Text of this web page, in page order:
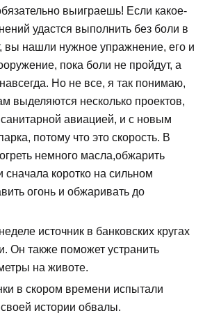
выиграешь! Если какое-
удастся выполнить без боли в
вы нашли нужное упражнение, его и
пока боли не пройдут, а
Но не все, я так понимаю,
выделяются несколько проектов,
авиацией, и с новым
потому что это скорость. В
немного масла,обжарить
сначала коротко на сильном
огонь и обжаривать до
источник в банковских кругах
Он также поможет устранить
на животе.
в скором времени испытали
истории обвалы.